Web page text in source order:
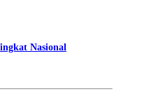
Nasional